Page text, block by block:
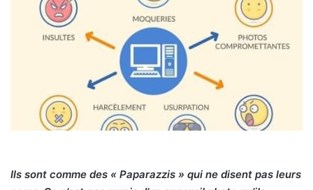
Ils sont comme des « Paparazzis » qui ne disent pas leurs